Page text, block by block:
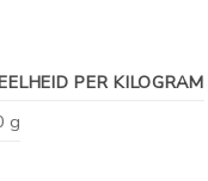
PER KILOGRAM
g